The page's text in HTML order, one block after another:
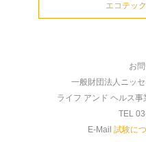
エコテッ
お
一般財団法人ニッ
ライフ アンド ヘルス
TEL
E-Mail 試験に